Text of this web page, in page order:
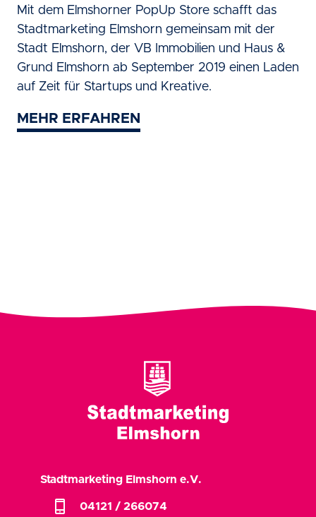
Mit dem Elmshorner PopUp Store schafft das
Stadtmarketing Elmshorn gemeinsam mit der
Stadt Elmshorn, der VB Immobilien und Haus &
Grund Elmshorn ab September 2019 einen Laden
auf Zeit für Startups und Kreative.
MEHR ERFAHREN
Stadtmarketing Elmshorn e.V.
phone_iphone 04121 / 266074